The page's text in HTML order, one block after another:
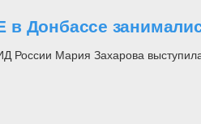
Донбассе
Мария Захарова выступила